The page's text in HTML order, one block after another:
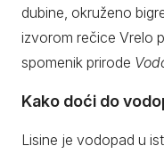
dubine, okruženo
izvorom rečice Vrelo
spomenik prirode
Kako doći do
Lisine je vodopad u